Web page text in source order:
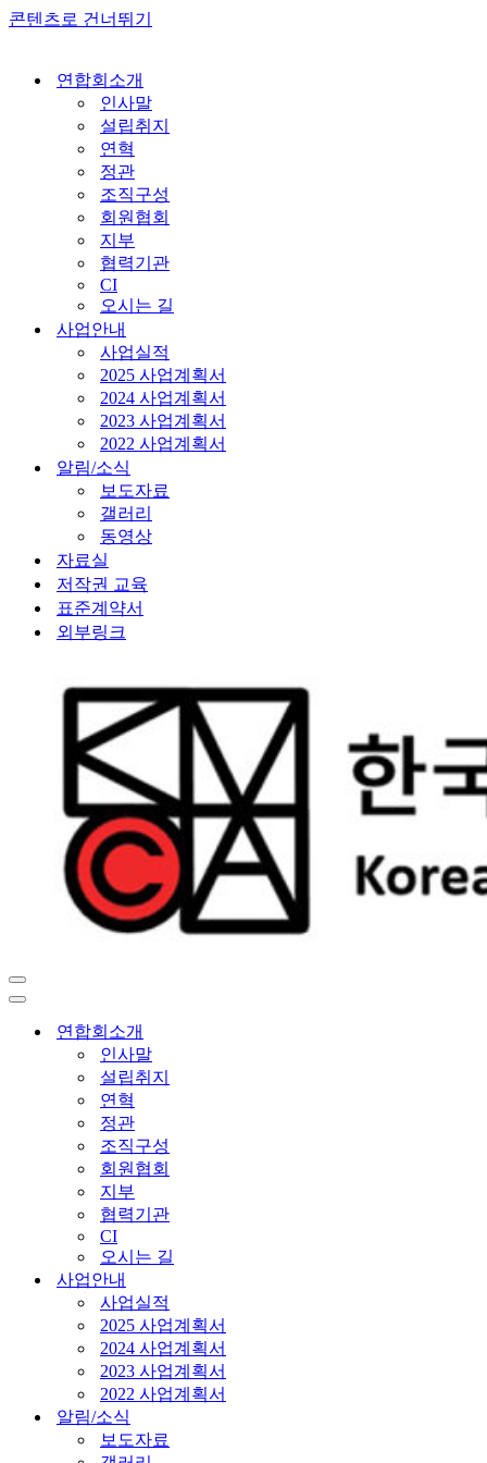
콘텐츠로 건너뛰기
연합회소개
인사말
설립취지
연혁
정관
조직구성
회원협회
지부
협력기관
CI
오시는 길
사업안내
사업실적
2025 사업계획서
2024 사업계획서
2023 사업계획서
2022 사업계획서
알림/소식
보도자료
갤러리
동영상
자료실
저작권 교육
표준계약서
외부링크
내
비
내
연합회소개
인사말
설립취지
연혁
정관
조직구성
회원협회
지부
협력기관
CI
오시는 길
사업안내
사업실적
2025 사업계획서
2024 사업계획서
2023 사업계획서
2022 사업계획서
알림/소식
보도자료